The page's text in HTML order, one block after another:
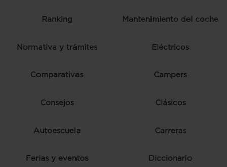
Ranking Mantenimiento del coche
Normativa y trámites Eléctricos
Comparativas Campers
Consejos Clásicos
Autoescuela Carreras
Ferias y eventos Diccionario